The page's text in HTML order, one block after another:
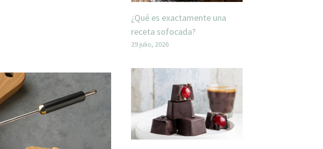
¿Qué es exactamente una
receta sofocada?
29 julio, 2026